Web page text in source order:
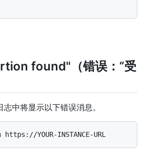
found"（错误：“受
中将显示以下错误消息。